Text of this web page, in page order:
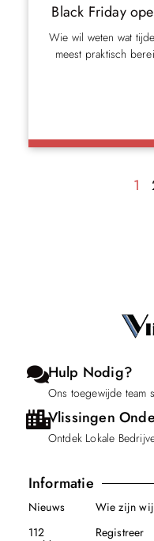
Black Friday
Wie wil weten wat
meest praktisch
1
Hulp Nodig?
Ons toegewijde team
Vlissingen
Ontdek Lokale
Informatie
Nieuws
112
Wie zijn
Registreer